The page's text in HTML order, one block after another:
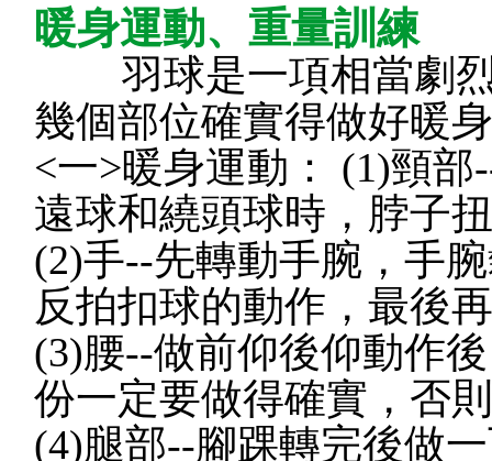
暖身運動、重量訓練
羽球是一項相當劇烈
幾個部位確實得做好暖
<一>暖身運動： (1)頸
遠球和繞頭球時，脖子
(2)手--先轉動手腕，手
反拍扣球的動作，最後
(3)腰--做前仰後仰動作
份一定要做得確實，否
(4)腿部--腳踝轉完後做